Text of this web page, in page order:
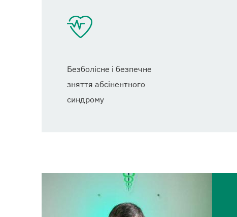
Безболісне і безпечне
зняття абсінентного
синдрому